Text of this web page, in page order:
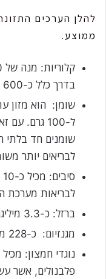
להלן הערכים
ממוצע.
בדרך כלל כ-600 קלוריות.
ל-100 גרם.
שומנים חד בלתי
לבריאים יותר
לבריאות מערכת
ברזל: כ-3.3 מיליגרם ל-100 גרם.
מגנזיום: כ-228 מיליגרם ל-100 גרם.
נוגדי חמצון:
פלבנולים, אשר